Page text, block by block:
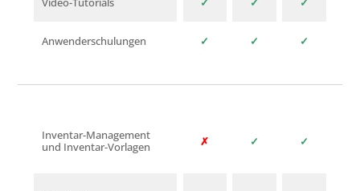
Anwenderschulungen ✓ ✓ ✓
Inventar-Management
und Inventar-Vorlagen
✗ ✓ ✓